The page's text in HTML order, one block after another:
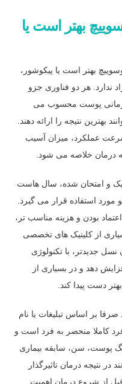
بهتر است یا
بهتر است یا پیکوشور،
ندارد. هر دو فناوری جزو
پوست محسوب می
نتیجه را ارائه دهند.
عملکرد، میزان آسیب
درمان خلاصه می شود.
و امتحان شده، سال هاست
استفاده قرار می گیرد.
بودن و هزینه مناسب تر،
از کلینیک های تخصصی
جدیدتر، با تکنولوژی
دهد و در بسیاری از
دست پیدا کند.
صرفا بر اساس تبلیغات یا نام
کاملا منحصر به فرد است و
پوست، سن، سابقه بیماری
نتیجه درمان تاثیرگذار
از شروع درمان اهمیت